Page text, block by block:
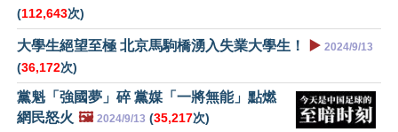
(112,643次)
大學生絕望至極 北京馬駒橋湧入失業大學生！ ▶️ 2024/9/13
(36,172次)
黨魁「強國夢」碎 黨媒「一將無能」點燃
網民怒火 🖼️ 2024/9/13 (35,217次)